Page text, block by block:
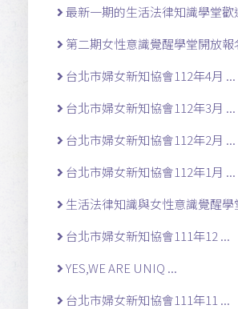
最新一期的生活法律知識學堂歡
第二期女性意識覺醒學堂開放報
台北市婦女新知協會112年4月 ...
台北市婦女新知協會112年3月 ...
台北市婦女新知協會112年2月 ...
台北市婦女新知協會112年1月 ...
生活法律知識與女性意識覺醒學
台北市婦女新知協會111年12 ...
YES,WE ARE UNIQ ...
台北市婦女新知協會111年11 ...